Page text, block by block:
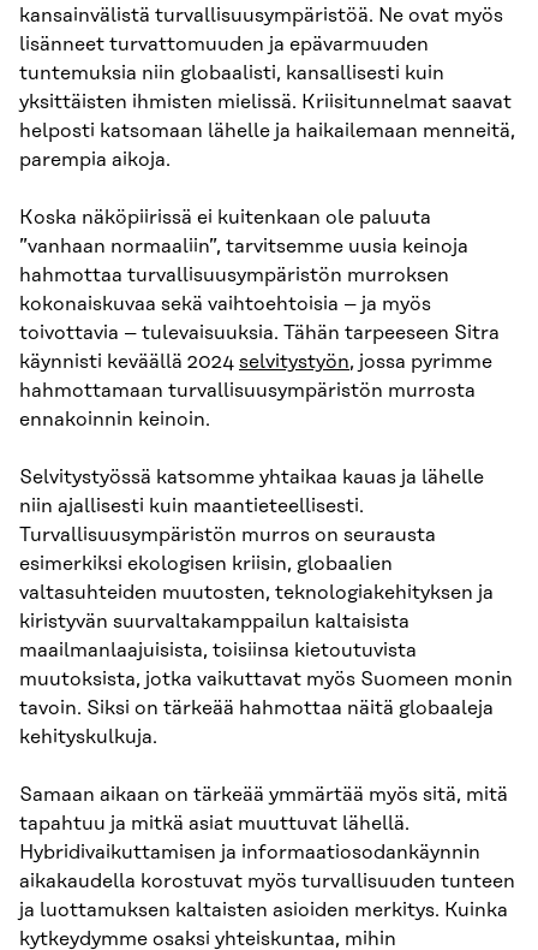
kansainvälistä turvallisuusympäristöä. Ne ovat myös
lisänneet turvattomuuden ja epävarmuuden
tuntemuksia niin globaalisti, kansallisesti kuin
yksittäisten ihmisten mielissä. Kriisitunnelmat saavat
helposti katsomaan lähelle ja haikailemaan menneitä,
parempia aikoja.
Koska näköpiirissä ei kuitenkaan ole paluuta
”vanhaan normaaliin”, tarvitsemme uusia keinoja
hahmottaa turvallisuusympäristön murroksen
kokonaiskuvaa sekä vaihtoehtoisia – ja myös
toivottavia – tulevaisuuksia. Tähän tarpeeseen Sitra
käynnisti keväällä 2024 selvitystyön, jossa pyrimme
hahmottamaan turvallisuusympäristön murrosta
ennakoinnin keinoin.
Selvitystyössä katsomme yhtaikaa kauas ja lähelle
niin ajallisesti kuin maantieteellisesti.
Turvallisuusympäristön murros on seurausta
esimerkiksi ekologisen kriisin, globaalien
valtasuhteiden muutosten, teknologiakehityksen ja
kiristyvän suurvaltakamppailun kaltaisista
maailmanlaajuisista, toisiinsa kietoutuvista
muutoksista, jotka vaikuttavat myös Suomeen monin
tavoin. Siksi on tärkeää hahmottaa näitä globaaleja
kehityskulkuja.
Samaan aikaan on tärkeää ymmärtää myös sitä, mitä
tapahtuu ja mitkä asiat muuttuvat lähellä.
Hybridivaikuttamisen ja informaatiosodankäynnin
aikakaudella korostuvat myös turvallisuuden tunteen
ja luottamuksen kaltaisten asioiden merkitys. Kuinka
kytkeydymme osaksi yhteiskuntaa, mihin